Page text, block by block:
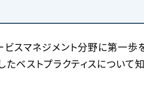
ビスマネジメント分野に第一
たベストプラクティスについ